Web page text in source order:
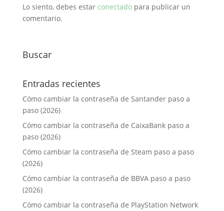
Lo siento, debes estar conectadopara publicar un
comentario.
Buscar
Entradas recientes
Cómo cambiar la contraseña de Santander paso a
paso (2026)
Cómo cambiar la contraseña de CaixaBank paso a
paso (2026)
Cómo cambiar la contraseña de Steam paso a paso
(2026)
Cómo cambiar la contraseña de BBVA paso a paso
(2026)
Cómo cambiar la contraseña de PlayStation Network